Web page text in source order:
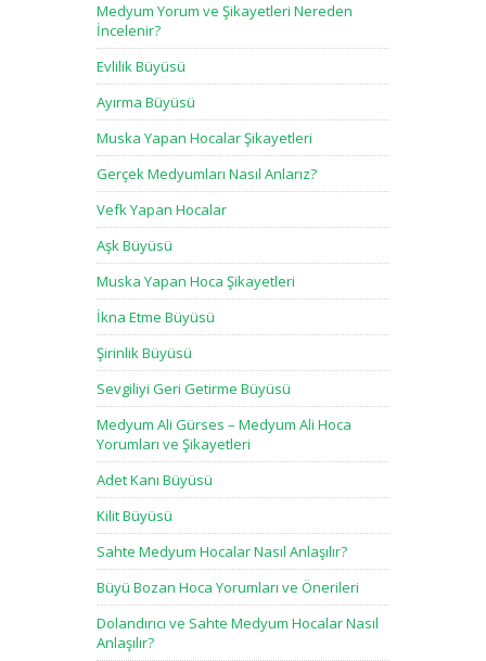
Medyum Yorum ve Şikayetleri Nereden
İncelenir?
Evlilik Büyüsü
Ayırma Büyüsü
Muska Yapan Hocalar Şikayetleri
Gerçek Medyumları Nasıl Anlarız?
Vefk Yapan Hocalar
Aşk Büyüsü
Muska Yapan Hoca Şikayetleri
İkna Etme Büyüsü
Şirinlik Büyüsü
Sevgiliyi Geri Getirme Büyüsü
Medyum Ali Gürses – Medyum Ali Hoca
Yorumları ve Şikayetleri
Adet Kanı Büyüsü
Kilit Büyüsü
Sahte Medyum Hocalar Nasıl Anlaşılır?
Büyü Bozan Hoca Yorumları ve Önerileri
Dolandırıcı ve Sahte Medyum Hocalar Nasıl
Anlaşılır?